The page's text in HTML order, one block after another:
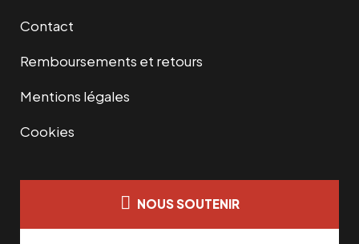
Contact
Remboursements et retours
Mentions légales
Cookies
NOUS SOUTENIR